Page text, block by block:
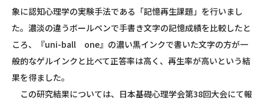
象に認知心理学の実験手法である「記憶再生課題」を行いまし
た。濃淡の違うボールペンで手書き文字の記憶成績を比較したと
ころ、『uni-ball one』の濃い黒インクで書いた文字の方が一
般的なゲルインクと比べて正答率は高く、再生率が高いという結
果を得ました。
この研究結果については、日本基礎心理学会第38回大会にて報